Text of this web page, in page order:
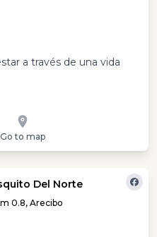
a través de una vida
Go to map
Del Norte
0.8, Arecibo